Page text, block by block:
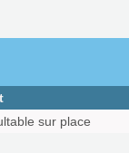
sur place